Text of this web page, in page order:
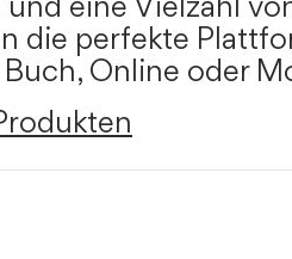
die perfekte
Online oder